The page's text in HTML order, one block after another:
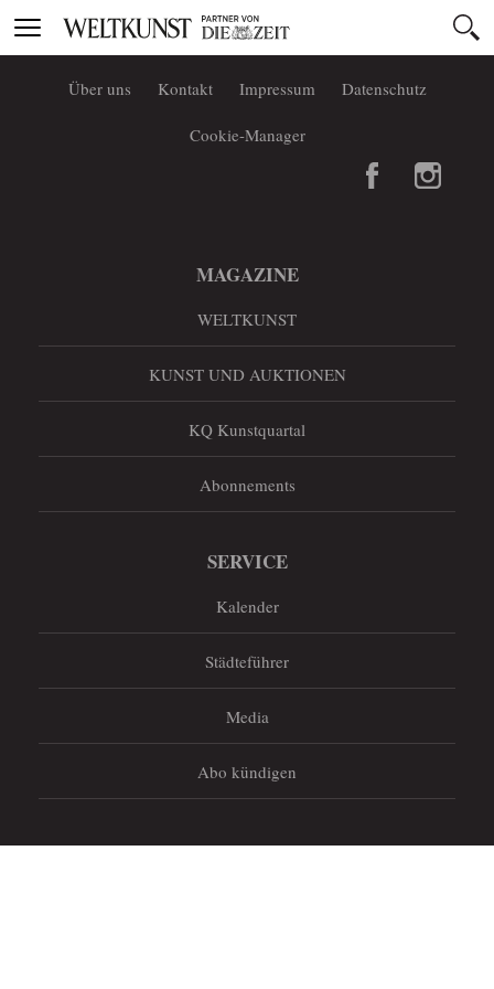
Toggle
navigation
Über uns Kontakt Impressum Datenschutz
Cookie-Manager
MAGAZINE
WELTKUNST
KUNST UND AUKTIONEN
KQ Kunstquartal
Abonnements
SERVICE
Kalender
Städteführer
Media
Abo kündigen